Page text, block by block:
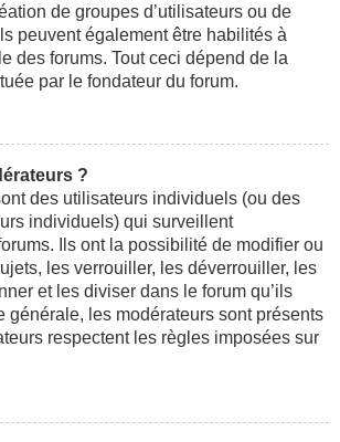
de groupes d’utilisateurs ou de
peuvent également être habilités à
des forums. Tout ceci dépend de la
par le fondateur du forum.
?
des utilisateurs individuels (ou des
individuels) qui surveillent
Ils ont la possibilité de modifier ou
les verrouiller, les déverrouiller, les
et les diviser dans le forum qu’ils
générale, les modérateurs sont présents
respectent les règles imposées sur